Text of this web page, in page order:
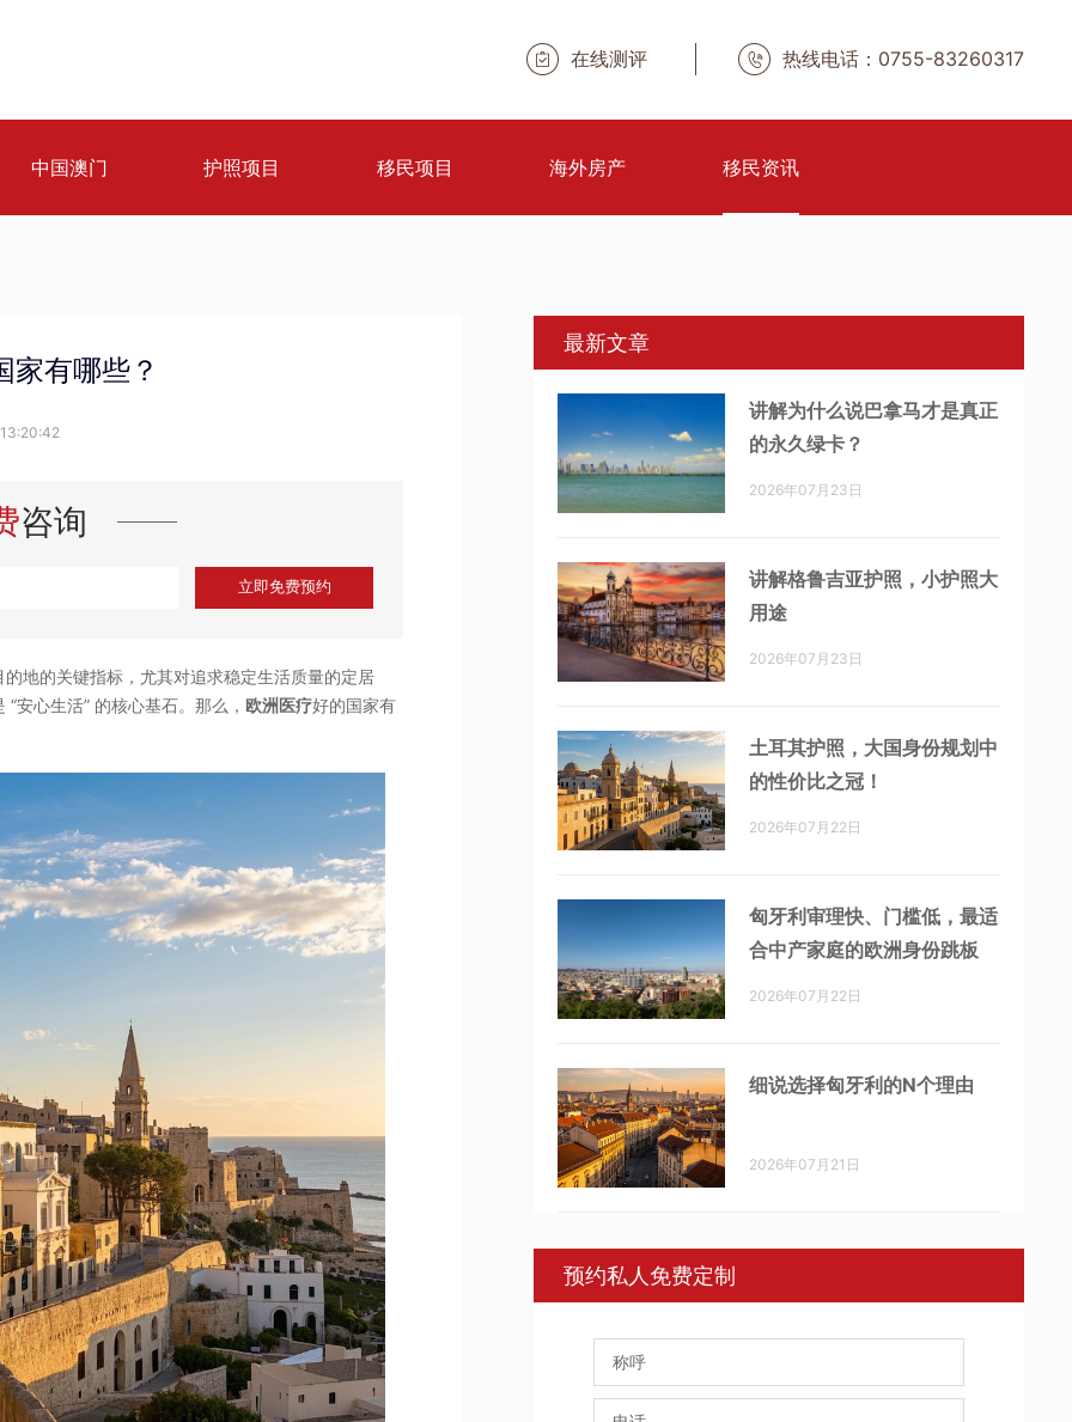
在线测评 热线电话：0755-83260317
中国澳门 护照项目 移民项目 海外房产 移民资讯
家有哪些？
咨询
立即免费预约
地的关键指标，尤其对追求稳定生活质量的定居
安心生活” 的核心基石。那么， 欧洲医疗好的国家有
最新文章
讲解为什么说巴拿马才是真正
的永久绿卡？
2026年07月23日
讲解格鲁吉亚护照，小护照大
用途
2026年07月23日
土耳其护照，大国身份规划中
的性价比之冠！
2026年07月22日
匈牙利审理快、门槛低，最适
合中产家庭的欧洲身份跳板
2026年07月22日
细说选择匈牙利的N个理由
2026年07月21日
预约私人免费定制